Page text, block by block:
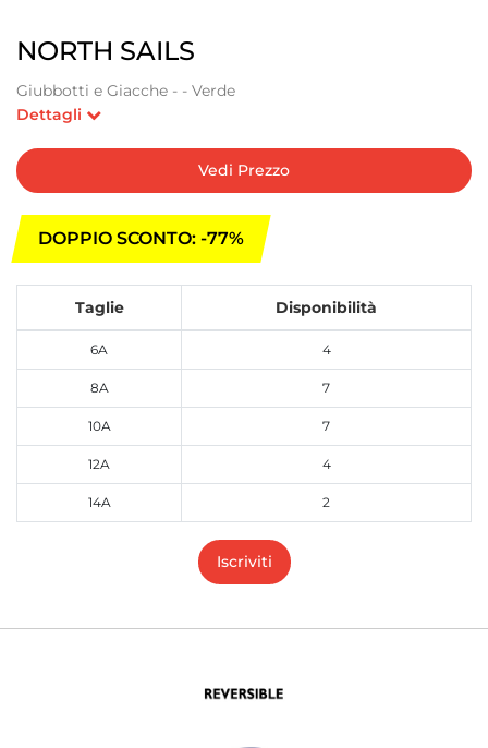
NORTH SAILS
Giubbotti e Giacche - - Verde
Dettagli
Vedi Prezzo
DOPPIO SCONTO: -77%
Taglie Disponibilità
6A 4
8A 7
10A 7
12A 4
14A 2
Iscriviti